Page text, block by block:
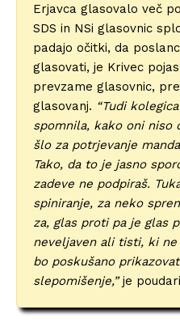
Erjavca glasovalo več
SDS in NSi glasovnic
padajo očitki, da
glasovati, je Krivec
prevzame glasovnic,
glasovanj. “Tudi
spomnila, kako oni niso
šlo za potrjevanje
Tako, da to je jasno
zadeve ne podpiraš.
spiniranje, za neko
za, glas proti pa je glas
neveljaven ali tisti, ki ne
bo poskušano
slepomišenje,”je